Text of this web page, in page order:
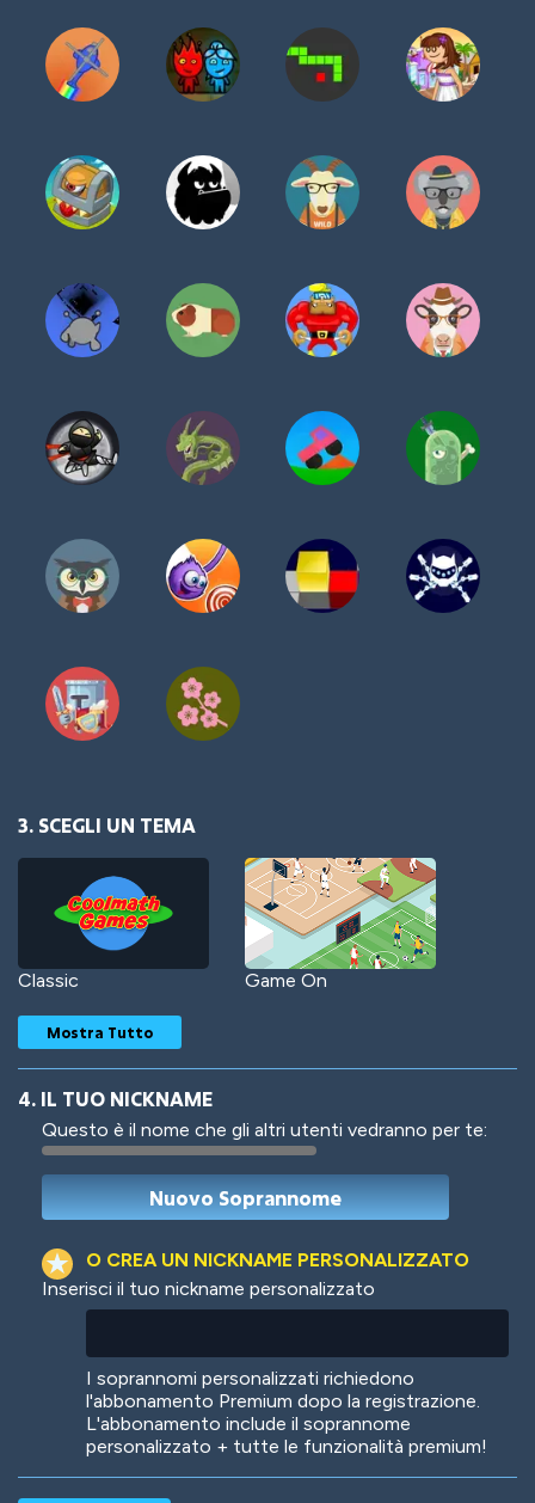
3. SCEGLI UN TEMA
Classic Game On
Woof Jungle Cats
Mostra Tutto
4. IL TUO NICKNAME
Questo è il nome che gli altri utenti vedranno per te:
O CREA UN NICKNAME PERSONALIZZATO
Inserisci il tuo nickname personalizzato
I soprannomi personalizzati richiedono
l'abbonamento Premium dopo la registrazione.
L'abbonamento include il soprannome
personalizzato + tutte le funzionalità premium!